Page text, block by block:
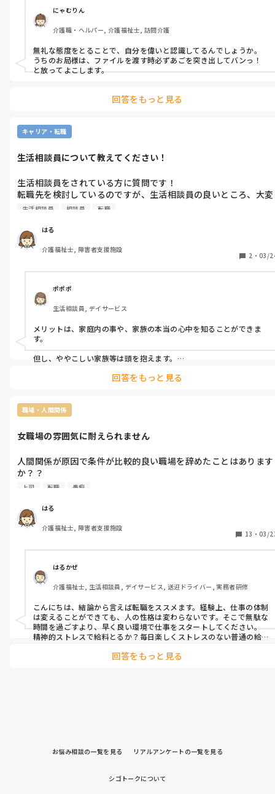
にゃむりん
介護職・ヘルパー, 介護福祉士, 訪問介護
無礼な態度をとることで、自分を偉いと認識してるんでしょうか。
うちのお局様は、ファイルを渡す時必ずあごを突き出してバンっ！
と放ってよこします。
回答をもっと見る
キャリア・転職
生活相談員について教えてください！
生活相談員をされている方に質問です！
転職先を検討しているのですが、生活相談員の良いところ、大変
なところ、やり甲斐等教えてください🙏
施設形態も書いていただけると助かります！
生活相談員 相談員 転職
はる
介護福祉士, 障害者支援施設
2 ・ 03/
ポポポ
生活相談員, デイサービス
メリットは、家庭内の事や、家族の本当の心中を知ることができま
す。
但し、ややこしい家族等は頭を抱えます。
後、もうこの人そんな状態じゃないよ。とか、認知症は、治る病気
介護士からは、ちゃんと説明してるのか？と良く疑われます。
そんな理解してもらえない、ご利用者は、凄く可哀想です。
ケアマネと良く頭を抱えます。
あ！スミマセンデイサービスです。
回答をもっと見る
職場・人間関係
女職場の雰囲気に耐えられません
人間関係が原因で条件が比較的良い職場を辞めたことはあります
か？？
雰囲気に耐えられません。
・自分のやり方を押し通そうとする人が3人いる。こうして欲し
いとかは言わないのに自分の意にそぐわないと機嫌が悪くなり物
・常に誰かの悪口を言っている。その人が来ると仲良く話し、別
の人の悪口を言い続けている
・新人を無視する職員。上司がいると話しかけてくるが、2人き
りになると一切会話しない。でも機嫌の悪さで威圧してくる。上
司は気付かない為相談しても「あの人はクールだからね」で終わ
同性介助なので、常に同性と働く職場です。
上司 転職 愚痴
はる
介護福祉士, 障害者支援施設
13 ・ 03/
はるかぜ
介護福祉士, 生活相談員, デイサービス, 送迎ドライバー, 実務者研修
こんにちは、結論から言えば転職をススメます。経験上、仕事の体制
は変えることができても、人の性格は変わらないです。そこで無駄な
時間を過ごすより、早く良い環境で仕事をスタートしてください。
精神的ストレスで給料とるか？毎日楽しくストレスのない普通の給
回答をもっと見る
お悩み相談の一覧を見る リアルアンケートの一覧を見る
シゴトークについて